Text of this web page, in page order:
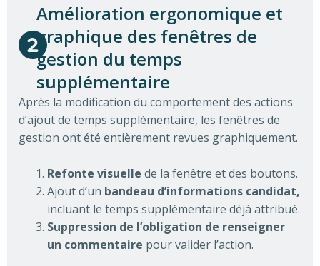
Amélioration ergonomique et
graphique des fenêtres de
gestion du temps
supplémentaire
Après la modification du comportement des actions
d’ajout de temps supplémentaire, les fenêtres de
gestion ont été entièrement revues graphiquement.
Refonte visuelle de la fenêtre et des boutons.
Ajout d’un bandeau d’informations candidat,
incluant le temps supplémentaire déjà attribué.
Suppression de l’obligation de renseigner
un commentaire pour valider l’action.